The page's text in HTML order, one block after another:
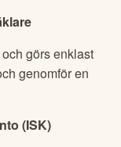
görs enklast
genomför en
(ISK)